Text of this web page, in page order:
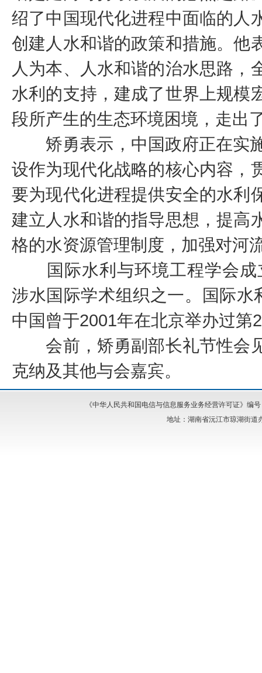
绍了中国现代化进程中面临的人
创建人水和谐的政策和措施。他
人为本、人水和谐的治水思路，
水利的支持，建成了世界上规模
段所产生的生态环境困境，走出
矫勇表示，中国政府正在实施
设作为现代化战略的核心内容，
要为现代化进程提供安全的水利
建立人水和谐的指导思想，提高
格的水资源管理制度，加强对河
国际水利与环境工程学会成
涉水国际学术组织之一。国际
中国曾于2001年在北京举办过
会前，矫勇副部长礼节性会
克纳及其他与会嘉宾。
《中华人民共和国电信与信息服务业务经营许可证》编
地址：湖南省沅江市琼湖街